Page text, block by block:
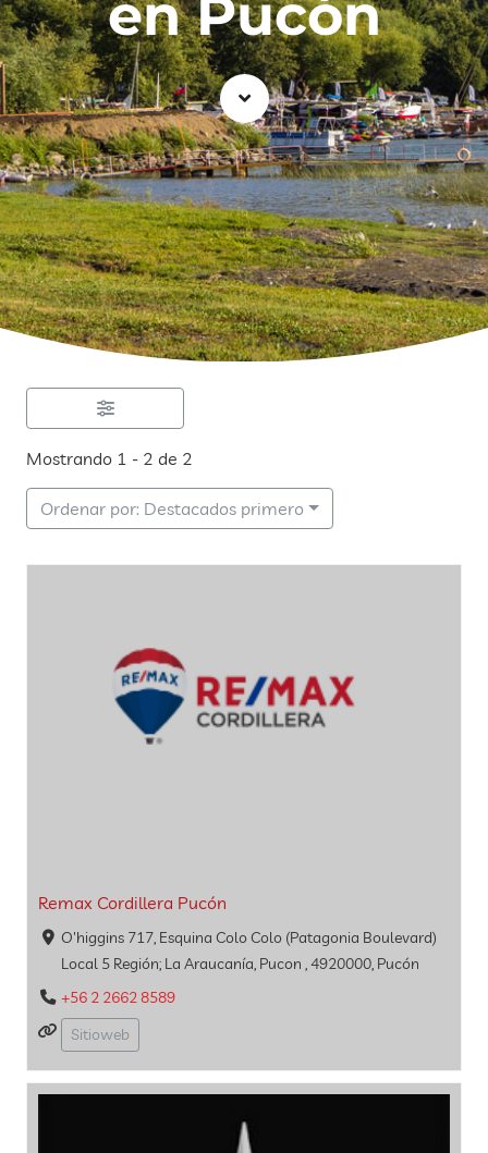
en Pucón
Mostrando 1 - 2 de 2
Ordenar por: Destacados primero
Remax Cordillera Pucón
O'higgins 717, Esquina Colo Colo (Patagonia Boulevard)
Local 5 Región; La Araucanía, Pucon , 4920000, Pucón
+56 2 2662 8589
Sitioweb